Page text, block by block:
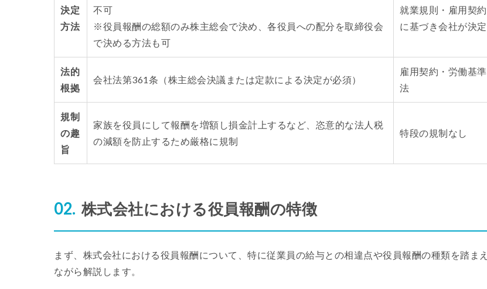
決定
方法
不可
※役員報酬の総額のみ株主総会で決め、各役員への配分を取締役会
で決める方法も可
就業規則・雇用契約
に基づき会社が決定
法的
根拠
会社法第361条（株主総会決議または定款による決定が必須）
雇用契約・労働基準
法
規制
の趣
旨
家族を役員にして報酬を増額し損金計上するなど、恣意的な法人税
の減額を防止するため厳格に規制
特段の規制なし
株式会社における役員報酬の特徴
まず、株式会社における役員報酬について、特に従業員の給与との相違点や役員報酬の種類を踏まえ
ながら解説します。